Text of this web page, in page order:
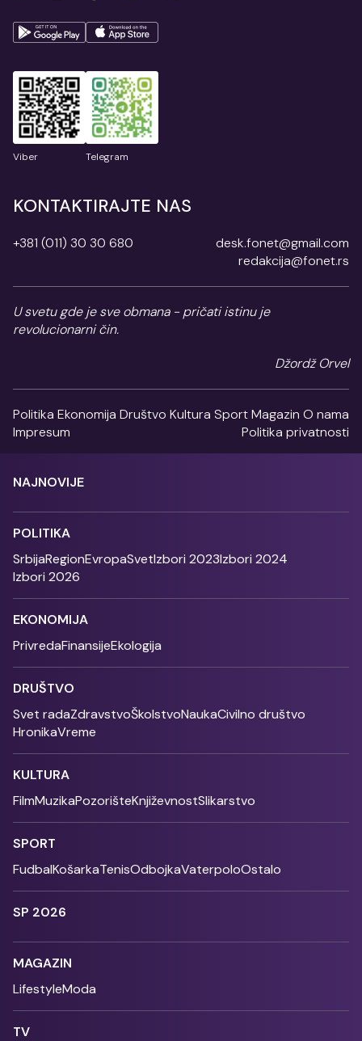
Viber Telegram
KONTAKTIRAJTE NAS
+381 (011) 30 30 680
desk.fonet@gmail.com
redakcija@fonet.rs
U svetu gde je sve obmana - pričati istinu je
revolucionarni čin.
Džordž Orvel
Politika Ekonomija Društvo Kultura SportMagazin O nama
Impresum
Politika privatnosti
NAJNOVIJE
POLITIKA
SrbijaRegionEvropaSvetIzbori 2023Izbori 2024
Izbori 2026
EKONOMIJA
PrivredaFinansijeEkologija
DRUŠTVO
Svet radaZdravstvoŠkolstvoNaukaCivilno društvo
HronikaVreme
KULTURA
FilmMuzikaPozorišteKnjiževnostSlikarstvo
SPORT
FudbalKošarkaTenisOdbojkaVaterpoloOstalo
SP 2026
MAGAZIN
LifestyleModa
TV